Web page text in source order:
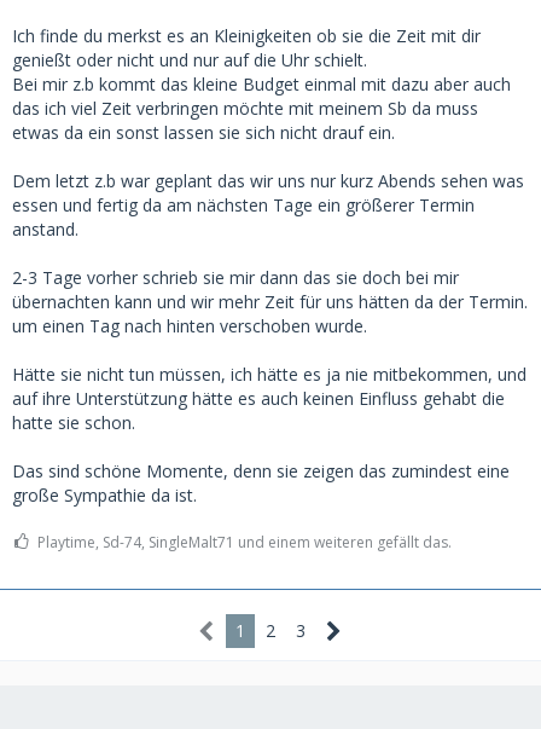
Ich finde du merkst es an Kleinigkeiten ob sie die Zeit mit dir
genießt oder nicht und nur auf die Uhr schielt.
Bei mir z.b kommt das kleine Budget einmal mit dazu aber auch
das ich viel Zeit verbringen möchte mit meinem Sb da muss
etwas da ein sonst lassen sie sich nicht drauf ein.
Dem letzt z.b war geplant das wir uns nur kurz Abends sehen was
essen und fertig da am nächsten Tage ein größerer Termin
anstand.
2-3 Tage vorher schrieb sie mir dann das sie doch bei mir
übernachten kann und wir mehr Zeit für uns hätten da der Termin.
um einen Tag nach hinten verschoben wurde.
Hätte sie nicht tun müssen, ich hätte es ja nie mitbekommen, und
auf ihre Unterstützung hätte es auch keinen Einfluss gehabt die
hatte sie schon.
Das sind schöne Momente, denn sie zeigen das zumindest eine
große Sympathie da ist.
Playtime, Sd-74, SingleMalt71 und einem weiteren gefällt das.
1 2 3